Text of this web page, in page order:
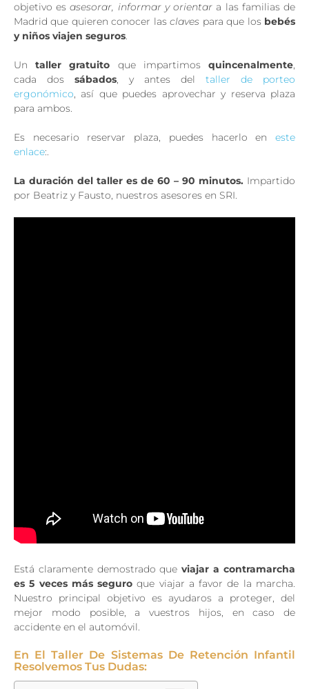
objetivo esasesorar, informar y orientar a las familias de
Madrid que quieren conocer lasclaves para que los bebés
y niños viajen seguros.
Untaller gratuito que impartimosquincenalmente,
cada dos sábados, y antes del taller de porteo
ergonómico, así que puedes aprovechar y reserva plaza
para ambos.
Es necesario reservar plaza, puedes hacerlo en este
enlace:.
La duración del taller es de 60 – 90 minutos. Impartido
por Beatriz y Fausto, nuestros asesores en SRI.
Está claramente demostrado queviajar a contramarcha
es 5 veces más seguro que viajar a favor de la marcha.
Nuestro principal objetivo es ayudaros a proteger, del
mejor modo posible, a vuestros hijos, en caso de
accidente en el automóvil.
En El Taller De Sistemas De Retención Infantil
Resolvemos Tus Dudas: